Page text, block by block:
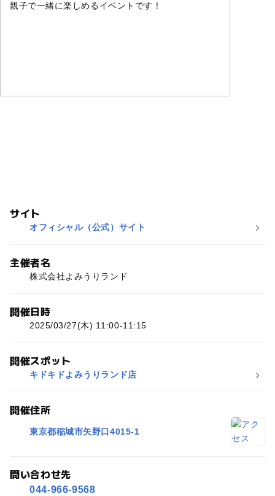
親子で一緒に楽しめるイベントです！
サイト
オフィシャル（公式）サイト
主催者名
株式会社よみうりランド
開催日時
2025/03/27(木) 11:00-11:15
開催スポット
キドキドよみうりランド店
開催住所
東京都稲城市矢野口4015-1
問い合わせ先
044-966-9568